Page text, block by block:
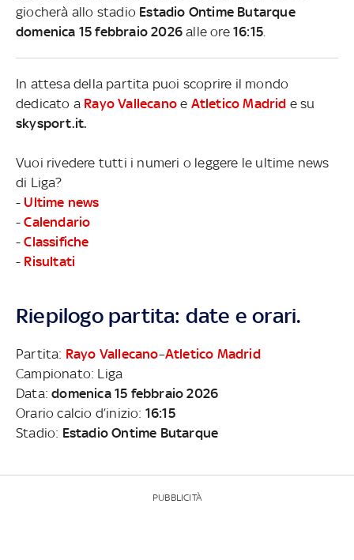
giocherà allo stadio Estadio Ontime Butarque
domenica 15 febbraio 2026 alle ore 16:15
In attesa della partita puoi scoprire il mondo
dedicato a Rayo Vallecano e Atletico Madrid e su
skysport.it.
Vuoi rivedere tutti i numeri o leggere le ultime news
di Liga?
- Ultime news
-Calendario
-Classifiche
- Risultati
Riepilogo partita: date e orari.
Partita: Rayo Vallecano–Atletico Madrid
Campionato: Liga
Data:domenica 15 febbraio 2026
Orario calcio d’inizio: 16:15
Stadio: Estadio Ontime Butarque
PUBBLICITÀ